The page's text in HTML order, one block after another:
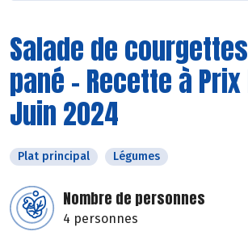
Salade de
pané - Recette à Prix
Juin 2024
Plat principal Légumes
Nombre de personnes
4 personnes